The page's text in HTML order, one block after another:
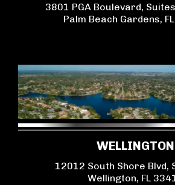
3801 PGA Boulevard,
Palm Beach Gardens,
WELLINGTON
12012 South Shore Blvd,
Wellington, FL